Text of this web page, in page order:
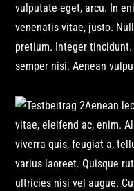
vulputate eget, arcu. In
venenatis vitae, justo.
pretium. Integer
semper nisi. Aenean
Aenean
vitae, eleifend ac, enim.
viverra quis, feugiat a,
varius laoreet. Quisque
ultricies nisi vel augue.